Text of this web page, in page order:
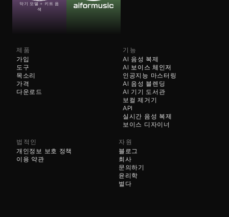
악기 모델 + 키트 음
색
제품
가입
도구
목소리
가격
다운로드
기능
AI 음성 복제
AI 음성 블렌딩
AI 보이스 체인저
인공지능 마스터링
AI 기기 도서관
보컬 제거기
API
실시간 음성 복제
보이스 디자이너
법적인
개인정보 보호 정책
이용 약관
자원
블로그
회사
문의하기
윤리학
벌다